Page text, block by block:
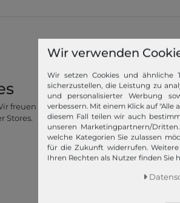
freuen uns auf
Stores.
Wir
Wir verwenden
Wir setzen Cookies und ähnliche
sicherzustellen, die Leistung zu
und personalisierter Werbung
verbessern. Mit einem Klick auf "Alle
diesem Fall teilen wir auch
unseren Marketingpartnern/
welche Kategorien Sie zulassen
für die Zukunft widerrufen.
Ihren Rechten als Nutzer finden Sie